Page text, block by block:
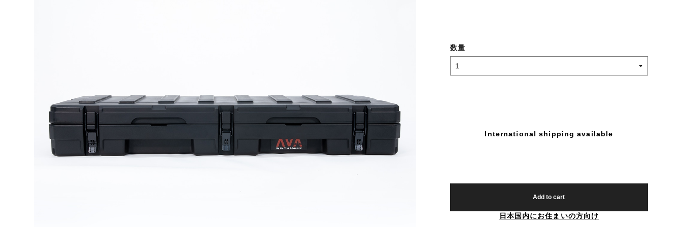
数量
International shipping available
Add to cart
日本国内にお住まいの方向け